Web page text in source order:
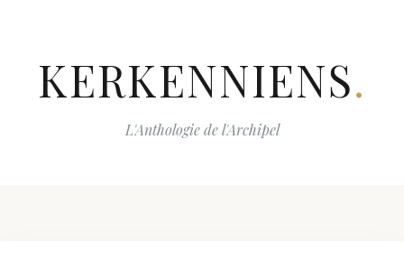
KERKENNIENS.
L'Anthologie de l'Archipel